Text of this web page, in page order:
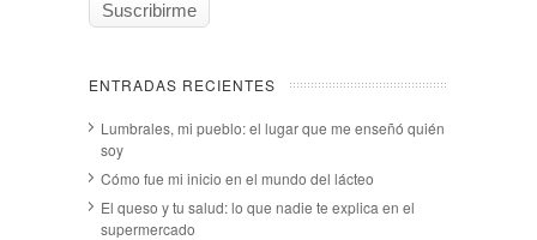
ENTRADAS RECIENTES
Lumbrales, mi pueblo: el lugar que me enseñó quién
soy
Cómo fue mi inicio en el mundo del lácteo
El queso y tu salud: lo que nadie te explica en el
supermercado